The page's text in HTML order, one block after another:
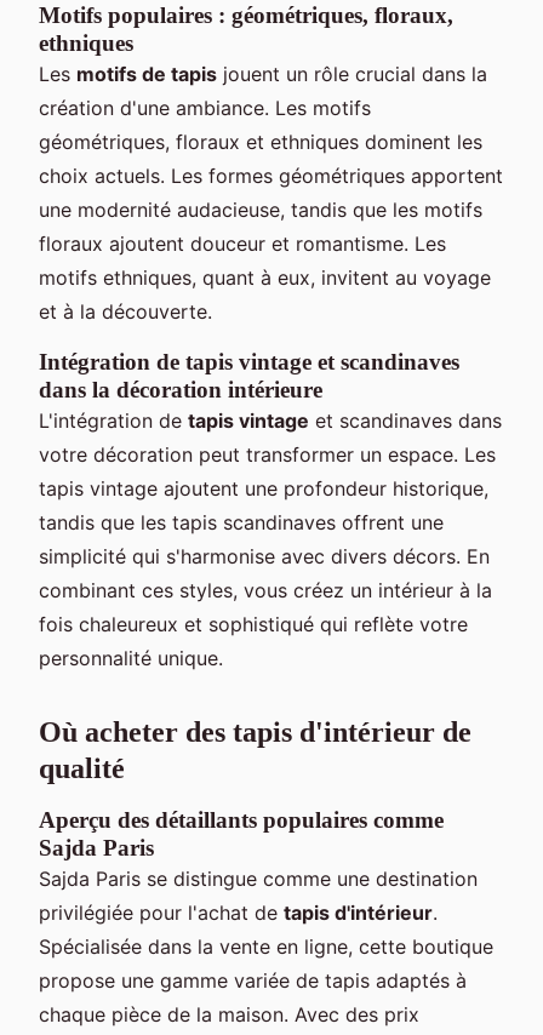
Motifs populaires : géométriques, floraux,
ethniques
Les motifs de tapis jouent un rôle crucial dans la
création d'une ambiance. Les motifs
géométriques, floraux et ethniques dominent les
choix actuels. Les formes géométriques apportent
une modernité audacieuse, tandis que les motifs
floraux ajoutent douceur et romantisme. Les
motifs ethniques, quant à eux, invitent au voyage
et à la découverte.
Intégration de tapis vintage et scandinaves
dans la décoration intérieure
L'intégration de tapis vintage et scandinaves dans
votre décoration peut transformer un espace. Les
tapis vintage ajoutent une profondeur historique,
tandis que les tapis scandinaves offrent une
simplicité qui s'harmonise avec divers décors. En
combinant ces styles, vous créez un intérieur à la
fois chaleureux et sophistiqué qui reflète votre
personnalité unique.
Où acheter des tapis d'intérieur de
qualité
Aperçu des détaillants populaires comme
Sajda Paris
Sajda Paris se distingue comme une destination
privilégiée pour l'achat de tapis d'intérieur.
Spécialisée dans la vente en ligne, cette boutique
propose une gamme variée de tapis adaptés à
chaque pièce de la maison. Avec des prix